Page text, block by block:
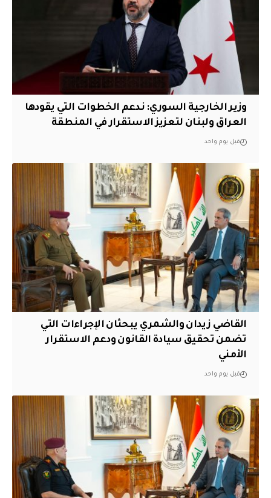
وزير الخارجية السوري: ندعم الخطوات التي يقودها
العراق ولبنان لتعزيز الاستقرار في المنطقة
قبل يوم واحد
القاضي زيدان والشمري يبحثان الإجراءات التي
تضمن تحقيق سيادة القانون ودعم الاستقرار
الأمني
قبل يوم واحد